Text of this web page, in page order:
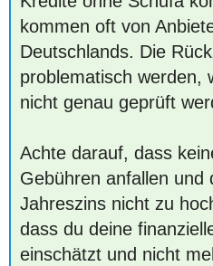
kommen oft von
Deutschlands. Die
problematisch werden,
nicht genau geprüft
Achte darauf, dass
Gebühren anfallen und
Jahreszins nicht zu
dass du deine
einschätzt und nicht